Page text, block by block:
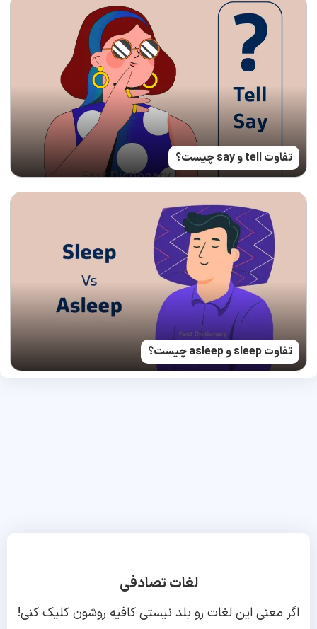
تفاوت tell و say چیست؟
تفاوت sleep و asleep چیست؟
لغات تصادفی
اگر معنی این لغات رو بلد نیستی کافیه روشون کلیک کنی!